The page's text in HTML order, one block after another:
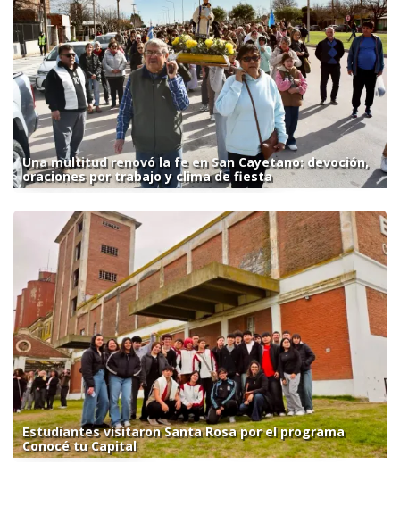
Una multitud renovó la fe en San Cayetano: devoción,
oraciones por trabajo y clima de fiesta
Estudiantes visitaron Santa Rosa por el programa
Conocé tu Capital